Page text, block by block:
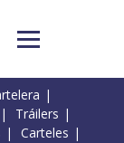
Tráilers
Carteles